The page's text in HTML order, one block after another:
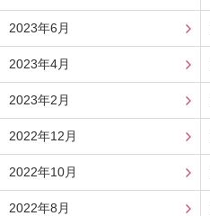
2023年6月
2023年4月
2023年2月
2022年12月
2022年10月
2022年8月